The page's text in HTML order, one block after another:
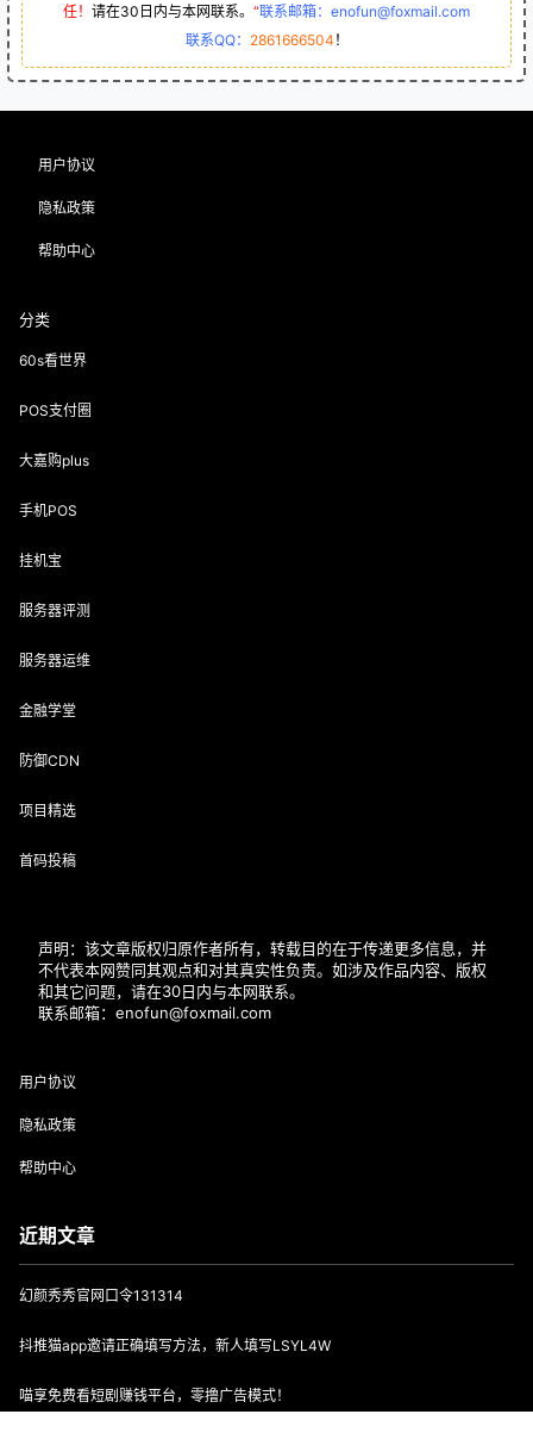
任！ 请在30日内与本网联系。 “联系邮箱：enofun@foxmail.com
联系QQ： 2861666504 ！
用户协议
隐私政策
帮助中心
分类
60s看世界
POS支付圈
大嘉购plus
手机POS
挂机宝
服务器评测
服务器运维
金融学堂
防御CDN
项目精选
首码投稿
声明：该文章版权归原作者所有，转载目的在于传递更多信息，并
不代表本网赞同其观点和对其真实性负责。如涉及作品内容、版权
和其它问题，请在30日内与本网联系。
联系邮箱：enofun@foxmail.com
用户协议
隐私政策
帮助中心
近期文章
幻颜秀秀官网口令131314
抖推猫app邀请正确填写方法，新人填写LSYL4W
喵享免费看短剧赚钱平台，零撸广告模式！